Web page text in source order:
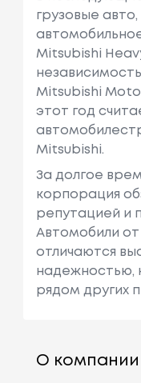
грузовые авто,
Mitsubishi
Mitsubishi
этот год
Mitsubishi.
За долгое
корпорация
репутацией и
Автомобили от
отличаются
надежностью,
рядом других
О компании